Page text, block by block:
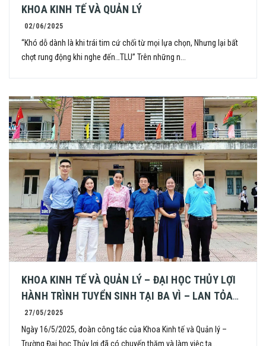
KHOA KINH TẾ VÀ QUẢN LÝ
02/06/2025
“Khó dỗ dành là khi trái tim cứ chối từ mọi lựa chọn, Nhưng lại bất
chợt rung động khi nghe đến…TLU” Trên những n...
KHOA KINH TẾ VÀ QUẢN LÝ – ĐẠI HỌC THỦY LỢI
HÀNH TRÌNH TUYỂN SINH TẠI BA VÌ – LAN TỎA
CƠ HỘI, TRUYỀN CẢM HỨNG
27/05/2025
Ngày 16/5/2025, đoàn công tác của Khoa Kinh tế và Quản lý –
Trường Đại học Thủy lợi đã có chuyến thăm và làm việc tạ...